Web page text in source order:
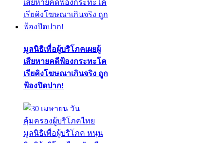
มูลนิธิเพื่อผู้บริโภคเผยผู้
เสียหายคดีฟ้องกระทะโค
เรียคิงโฆษณาเกินจริง ถูก
ฟ้องปิดปาก!